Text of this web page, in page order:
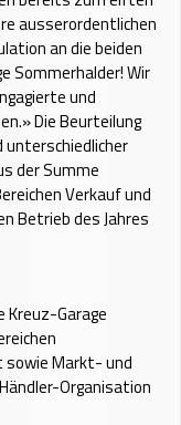
ausserordentlichen
an die beiden
Sommerhalder! Wir
und
Die Beurteilung
unterschiedlicher
der Summe
Verkauf und
Betrieb des Jahres
Kreuz-Garage
sowie Markt- und
Organisation